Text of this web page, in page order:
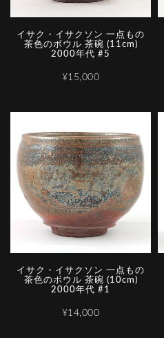
イサク・イサクソン 一点もの
茶色のボウル 茶碗 (11cm)
2000年代 #5
¥15,000
イサク・イサクソン 一点もの
茶色のボウル 茶碗 (10cm)
2000年代 #1
¥14,000